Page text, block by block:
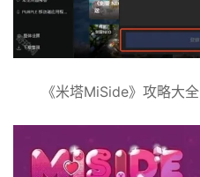
《米塔MiSide》攻略大全